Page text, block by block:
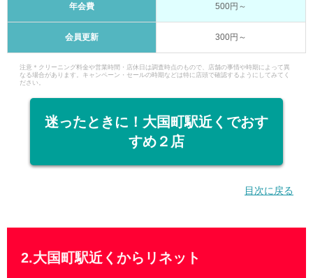
年会費 500円～
会員更新 300円～
注意＊クリーニング料金や営業時間・店休日は調査時点のもので、店舗の事情や時期によって異
なる場合があります。キャンペーン・セールの時期などは特に店頭で確認するようにしてみてく
ださい。
迷ったときに！大国町駅近くでおす
すめ２店
目次に戻る
2.大国町駅近くからリネット